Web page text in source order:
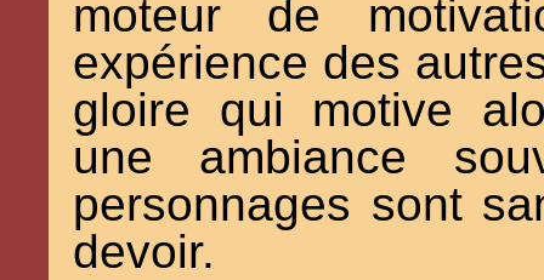
moteur de
expérience des
gloire qui motive
une ambiance
personnages sont
devoir.